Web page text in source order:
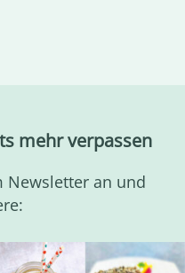
mehr verpassen
Newsletter an und